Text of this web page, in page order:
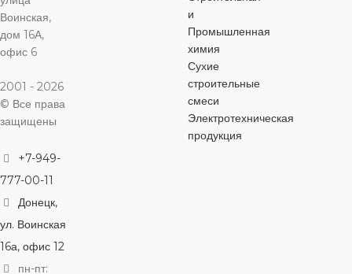
ДИАМЕТР
КАРТРИДЖА
ПОКРЫТИЕ
ТИП УСТАНОВКИ
МАТЕРИАЛ КОРПУСА
цинковый сплав
Воинская,
дом 16А,
офис 6
2001 - 2026
© Все права
защищены
+7-949-
777-00-11
Донецк,
ул. Воинская
16а, офис 12
пн-пт:
и
Промышленная
химия
Сухие
строительные
смеси
Электротехническая
продукция